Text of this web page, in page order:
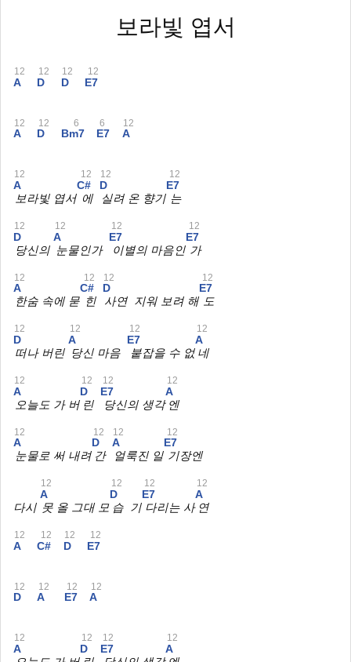
보라빛 엽서
A
12
D
12
D
12
E7
12
A
12
D
12
Bm7
6
E7
6
A
12
A
12
보라빛 엽서
C#
12
에
D
12
실려 온 향기
E7
12
는
D
12
당신의
A
12
눈물인가
E7
12
이별의 마음인
E7
12
가
A
12
한숨 속에 묻
C#
12
힌
D
12
사연 지워 보려 해
E7
12
도
D
12
떠나 버린
A
12
당신 마음
E7
12
붙잡을 수 없
A
12
네
A
12
오늘도 가 버
D
12
린
E7
12
당신의 생각
A
12
엔
A
12
눈물로 써 내려
D
12
간
A
12
얼룩진 일
E7
12
기장엔
다시
A
12
못 올 그대 모
D
12
습 기
E7
12
다리는 사
A
12
연
A
12
C#
12
D
12
E7
12
D
12
A
12
E7
12
A
12
A
12
D
12
E7
12
A
12